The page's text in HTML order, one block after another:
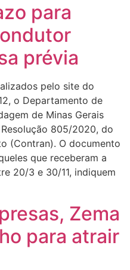
para
prévia
pelo site do
o Departamento de
de Minas Gerais
805/2020, do
(Contran). O documento
que receberam a
20/3 e 30/11, indiquem
Zema
para atrair